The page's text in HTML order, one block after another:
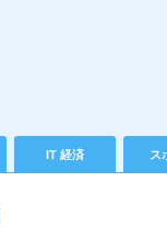
IT 経済 ス